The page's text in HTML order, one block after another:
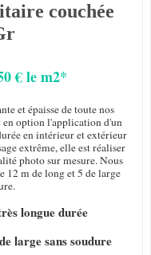
couchée
€ le m2*
et épaisse de toute nos
en option l'application d'un
en intérieur et extérieur
extrême, elle est réaliser
photo sur mesure. Nous
m de long et 5 de large
longue durée
large sans soudure